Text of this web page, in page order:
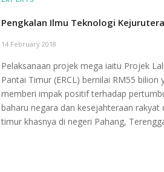
Pengkalan Ilmu Teknologi
14 February 2018
Pelaksanaan projek mega iaitu Projek
Pantai Timur (ERCL) bernilai RM55 bilion
memberi impak positif terhadap
baharu negara dan kesejahteraan rakyat
timur khasnya di negeri Pahang,